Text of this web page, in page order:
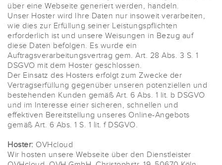
über eine Webseite generiert werden, handeln.
Unser Hoster wird Ihre Daten nur insoweit verarbeiten,
wie dies zur Erfüllung seiner Leistungspflichten
erforderlich ist und unsere Weisungen in Bezug auf
diese Daten befolgen. Es wurde ein
Auftragsverarbeitungsvertrag gem. Art. 28 Abs. 3 S. 1
DSGVO mit dem Hoster geschlossen.
Der Einsatz des Hosters erfolgt zum Zwecke der
Vertragserfüllung gegenüber unseren potenziellen und
bestehenden Kunden gemäß Art. 6 Abs. 1 lit. b DSGVO
und im Interesse einer sicheren, schnellen und
effektiven Bereitstellung unseres Online-Angebots
gemäß Art. 6 Abs. 1 S. 1 lit. f DSGVO.
Hoster: OVHcloud
Wir hosten unsere Webseite über den Dienstleister